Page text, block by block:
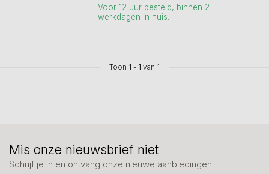
Voor 12 uur besteld, binnen 2
werkdagen in huis.
Toon 1 - 1 van 1
Mis onze nieuwsbrief niet
Schrijf je in en ontvang onze nieuwe aanbiedingen